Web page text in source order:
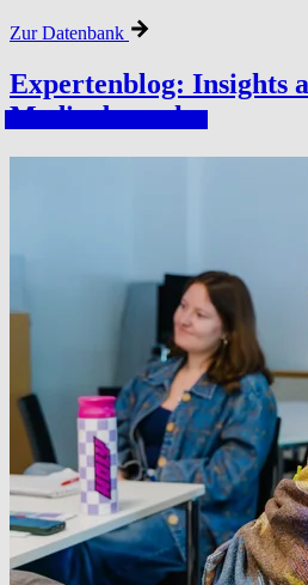
Zur Datenbank
Experten­blog: Insights
Medi­en­branche